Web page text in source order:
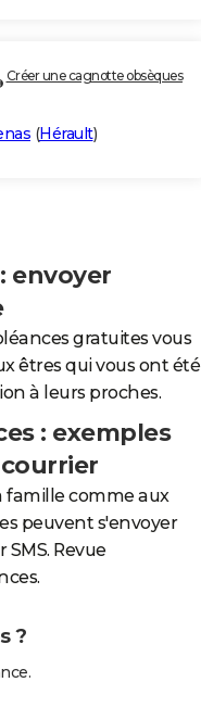
Créer une cagnotte obsèques
(Hérault)
envoyer
gratuites vous
êtres qui vous ont été
à leurs proches.
: exemples
famille comme aux
peuvent s'envoyer
Revue
?